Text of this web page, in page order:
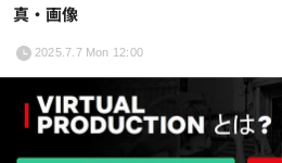
真・画像
2025.7.7 Mon 12:00